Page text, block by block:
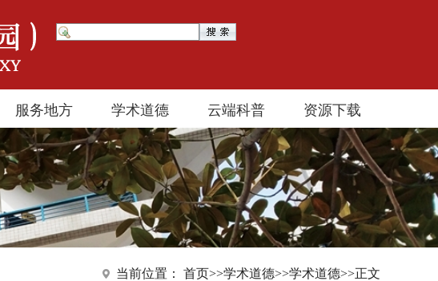
服务地方 学术道德 云端科普 资源下载
当前位置： 首页>>学术道德>>学术道德>>正文